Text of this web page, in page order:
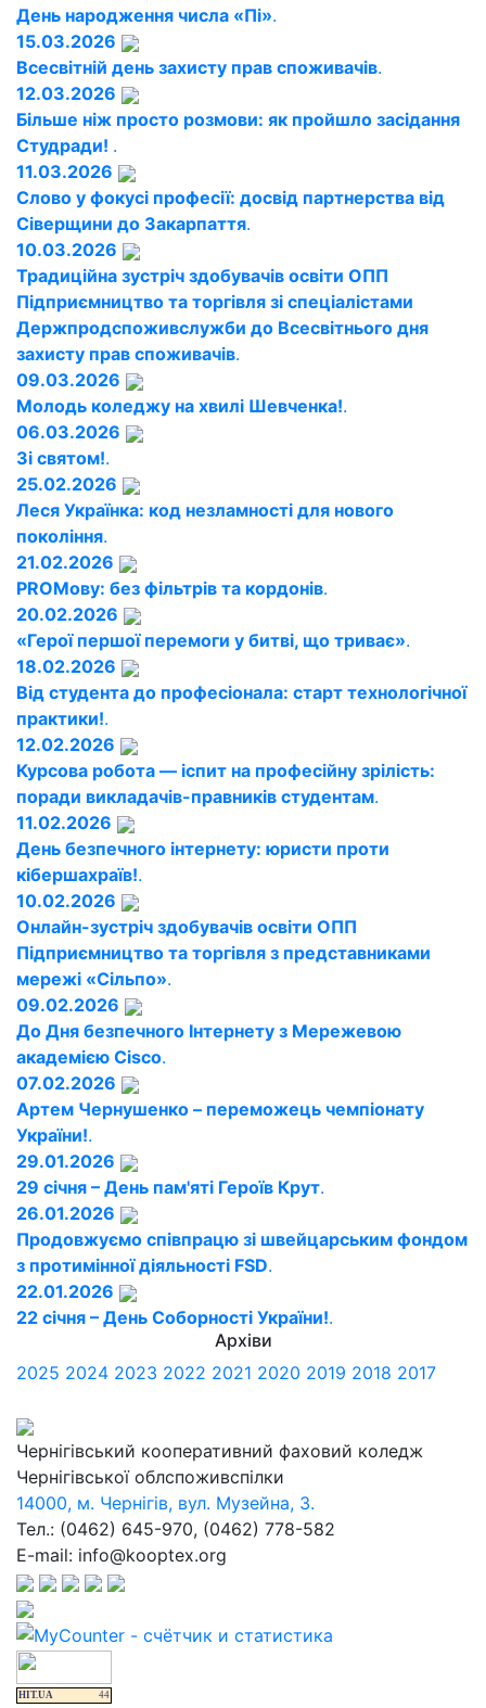
День народження числа «Пі».
15.03.2026
Всесвітній день захисту прав споживачів.
12.03.2026
Більше ніж просто розмови: як пройшло засідання
Студради! .
11.03.2026
Слово у фокусі професії: досвід партнерства від
Сіверщини до Закарпаття.
10.03.2026
Традиційна зустріч здобувачів освіти ОПП
Підприємництво та торгівля зі спеціалістами
Держпродспоживслужби до Всесвітнього дня
захисту прав споживачів.
09.03.2026
Молодь коледжу на хвилі Шевченка!.
06.03.2026
Зі святом!.
25.02.2026
Леся Українка: код незламності для нового
покоління.
21.02.2026
PROМову: без фільтрів та кордонів.
20.02.2026
«Герої першої перемоги у битві, що триває».
18.02.2026
Від студента до професіонала: старт технологічної
практики!.
12.02.2026
Курсова робота — іспит на професійну зрілість:
поради викладачів-правників студентам.
11.02.2026
День безпечного інтернету: юристи проти
кібершахраїв!.
10.02.2026
Онлайн-зустріч здобувачів освіти ОПП
Підприємництво та торгівля з представниками
мережі «Сільпо».
09.02.2026
До Дня безпечного Інтернету з Мережевою
академією Cisco.
07.02.2026
Артем Чернушенко – переможець чемпіонату
України!.
29.01.2026
29 січня – День пам'яті Героїв Крут.
26.01.2026
Продовжуємо співпрацю зі швейцарським фондом
з протимінної діяльності FSD.
22.01.2026
22 січня – День Соборності України!.
Архіви
2025 2024 2023 2022 2021 2020 2019 2018 2017
Чернігівський кооперативний фаховий коледж
Чернігівської облспоживспілки
14000, м. Чернігів, вул. Музейна, 3.
Тел.: (0462) 645-970, (0462) 778-582
E-mail: info@kooptex.org
HIT.UA 44